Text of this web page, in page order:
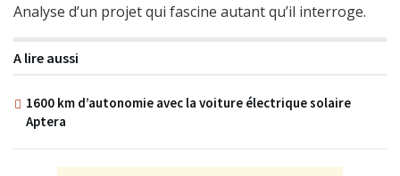
Analyse d’un projet qui fascine autant qu’il interroge.
A lire aussi
1600 km d’autonomie avec la voiture électrique solaire
Aptera